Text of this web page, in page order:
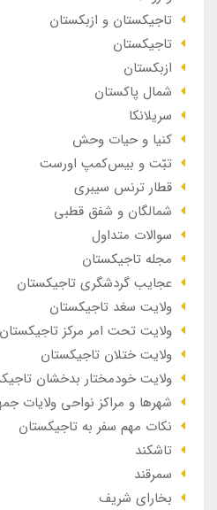
تاجیکستان و ازبکستان
تاجیکستان
ازبکستان
شمال پاکستان
سریلانکا
کنیا و حیات وحش
تبّت و بیس‌کمپ اورست
قطار ترنس سیبری
شمالگان و شفق قطبی
سوالات متداول
مجله تاجیکستان
عجایب گردشگری تاجیکستان
ولایت سغد تاجیکستان
ولایت تحت امر مرکز تاجیکستان
ولایت ختلان تاجیکستان
ولایت خودمختار بدخشان
شهرها و مراکز نواحی ولایات
نکات مهم سفر به تاجیکستان
تاشکند
سمرقند
بخارای شریف